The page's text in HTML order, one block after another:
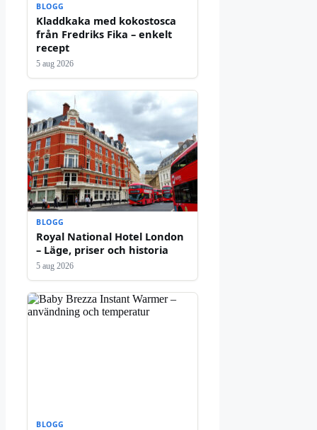
BLOGG
Kladdkaka med kokostosca
från Fredriks Fika – enkelt
recept
5 aug 2026
BLOGG
Royal National Hotel London
– Läge, priser och historia
5 aug 2026
BLOGG